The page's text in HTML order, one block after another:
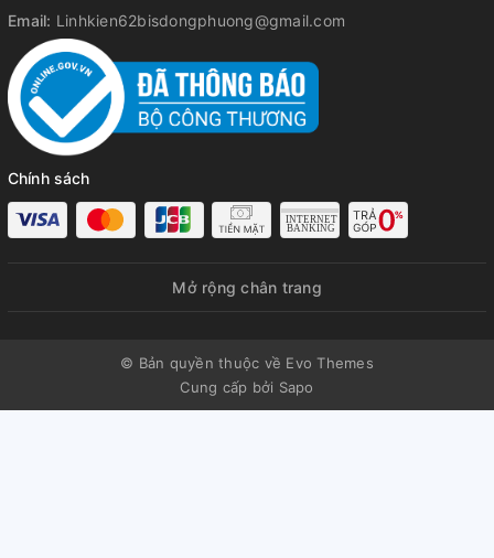
Email: Linhkien62bisdongphuong@gmail.com
Chính sách
Mở rộng chân trang
© Bản quyền thuộc về Evo Themes
Cung cấp bởi Sapo